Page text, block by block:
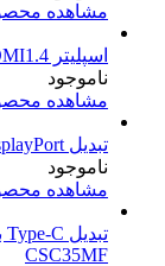
مشاهده
اسپلیتر HDMI1.4 کی نت پلاس ۸ پورت KP-SPHD1408
ناموجود
مشاهده
تبدیل DisplayPort به HDMI کی نت پلاس KP-CODPHD02
ناموجود
مشاهده
CSC35MF